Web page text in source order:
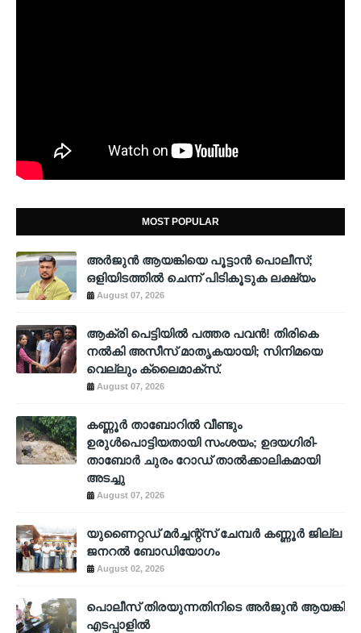
MOST POPULAR
അര്‍ജുന്‍ ആയങ്കിയെ പൂട്ടാന്‍ പൊലീസ്;
ഒളിയിടത്തില്‍ ചെന്ന് പിടികൂടുക ലക്ഷ്യം
August 07, 2026
ആക്രി പെട്ടിയിൽ പത്തര പവൻ! തിരികെ
നൽകി അസീസ് മാതൃകയായി; സിനിമയെ
വെല്ലും ക്ലൈമാക്സ്.
August 07, 2026
കണ്ണൂർ താബോറിൽ വീണ്ടും
ഉരുൾപൊട്ടിയതായി സംശയം; ഉദയഗിരി-
താബോർ ചുരം റോഡ് താൽക്കാലികമായി
അടച്ചു
August 07, 2026
യുണൈറ്റഡ് മർച്ചന്റ്സ് ചേമ്പർ കണ്ണൂർ ജില്ല
ജനറൽ ബോഡിയോഗം
August 02, 2026
പൊലീസ് തിരയുന്നതിനിടെ അര്‍ജുന്‍ ആയങ്കി
എടപ്പാളില്‍